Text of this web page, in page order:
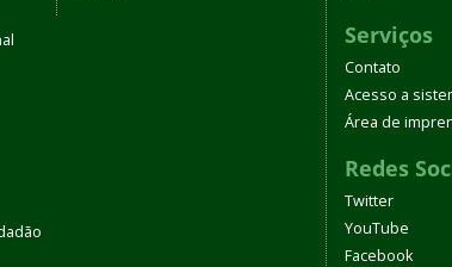
Serviços
Contato
Acesso a
Área de
Redes
Twitter
YouTube
Facebook